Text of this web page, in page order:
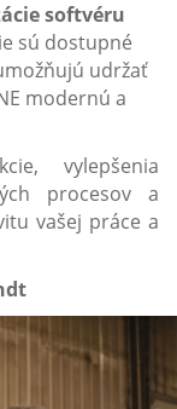
softvéru
sú dostupné
udržať
modernú a
vylepšenia
procesov a
vašej práce a